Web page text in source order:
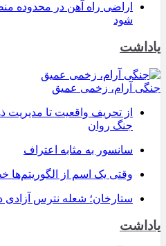
اراضی راه آهن در محدوده
شود
یاداشت
جنگی آرام، زخمی عمیق
از تحریف واقعیت تا
جنگ روان
سانسور به مثابه اعتراف
وقتی یک اسم از
ستارخان؛ شعله نترس آزادی
یاداشت